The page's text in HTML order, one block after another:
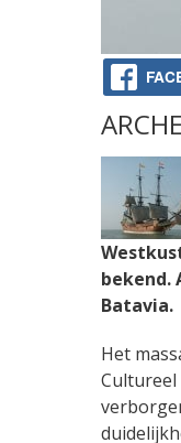
bekend.
Batavia.
Het